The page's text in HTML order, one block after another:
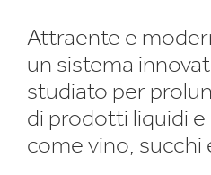
Attraente e
un sistema
studiato per
di prodotti liquidi
come vino, succhi